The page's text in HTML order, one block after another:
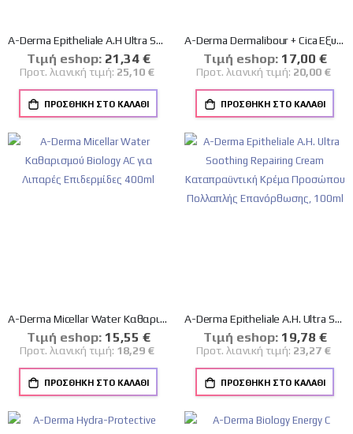
A-Derma Epitheliale A.H Ultra SPF50+ Προστατευτική Επανορθωτική Κρέμα Κατά των Σημαδιών 100ml
Tιμή eshop: Ειδική
Τιμή
21,34 €
Προτ. λιανική τιμή: 25,10 €
ΠΡΟΣΘΉΚΗ ΣΤΟ ΚΑΛΆΘΙ
A-Derma Dermalibour + Cica Εξυγιαντική Επανορθωτική Κρέμα 100ml
Tιμή eshop: Ειδική
Τιμή
17,00 €
Προτ. λιανική τιμή: 20,00 €
ΠΡΟΣΘΉΚΗ ΣΤΟ ΚΑΛΆΘΙ
A-Derma Micellar Water Καθαρισμού Biology AC για Λιπαρές Επιδερμίδες 400ml
Tιμή eshop: Ειδική
Τιμή
15,55 €
Προτ. λιανική τιμή: 18,29 €
ΠΡΟΣΘΉΚΗ ΣΤΟ ΚΑΛΆΘΙ
A-Derma Epitheliale A.H. Ultra Soothing Repairing Cream Καταπραϋντική Κρέμα Προσώπου Πολλαπλής Επανόρθωσης, 100ml
Tιμή eshop: Ειδική
Τιμή
19,78 €
Προτ. λιανική τιμή: 23,27 €
ΠΡΟΣΘΉΚΗ ΣΤΟ ΚΑΛΆΘΙ